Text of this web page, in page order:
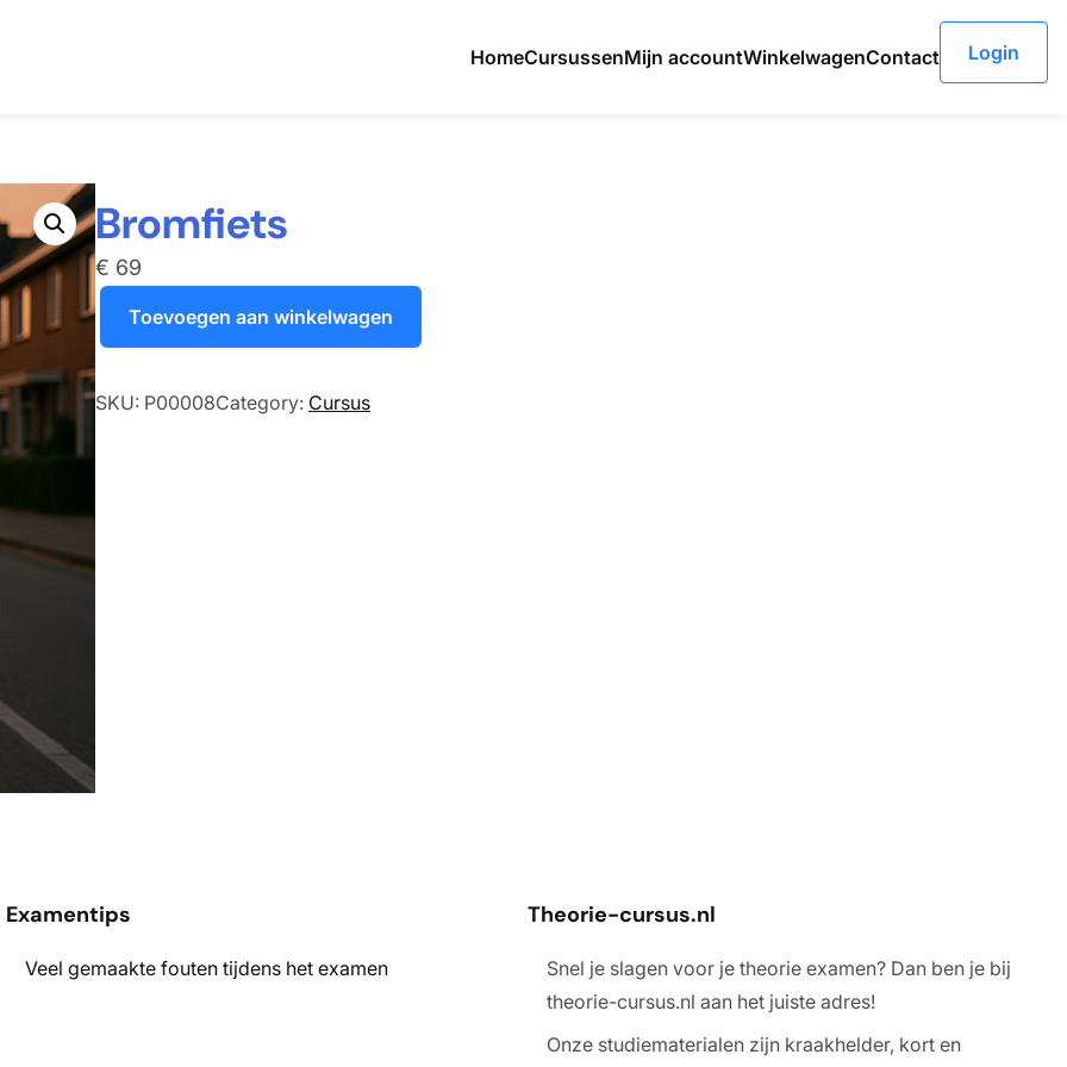
HomeCursussenMijn accountWinkelwagenContact Login
Bromfiets
€ 69
Bromfiets aantal
Toevoegen aan winkelwagen
SKU: P00008Category: Cursus
Examentips
Veel gemaakte fouten tijdens het examen
Theorie-cursus.nl
Snel je slagen voor je theorie examen? Dan ben je bij
theorie-cursus.nl aan het juiste adres!
Onze studiematerialen zijn kraakhelder, kort en